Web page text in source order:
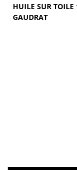
HUILE SUR TOILE
GAUDRAT